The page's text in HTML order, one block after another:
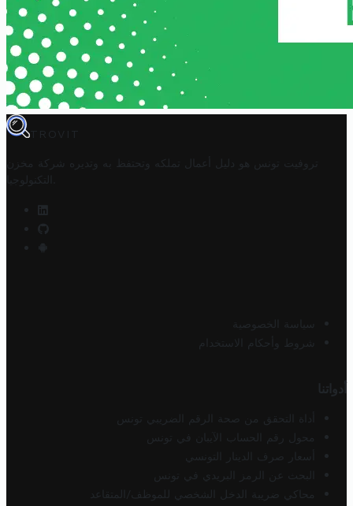
TROVIT
تروفيت تونس هو دليل أعمال تملكه وتحتفظ به وتديره
شركة مخزن
التكنولوجيا
سياسة الخصوصية
شروط وأحكام الاستخدام
أدواتنا
أداة التحقق من صحة الرقم الضريبي تونس
محول رقم الحساب الآيبان في تونس
أسعار صرف الدينار التونسي
البحث عن الرمز البريدي في تونس
محاكي ضريبة الدخل الشخصي للموظف/المتقاعد